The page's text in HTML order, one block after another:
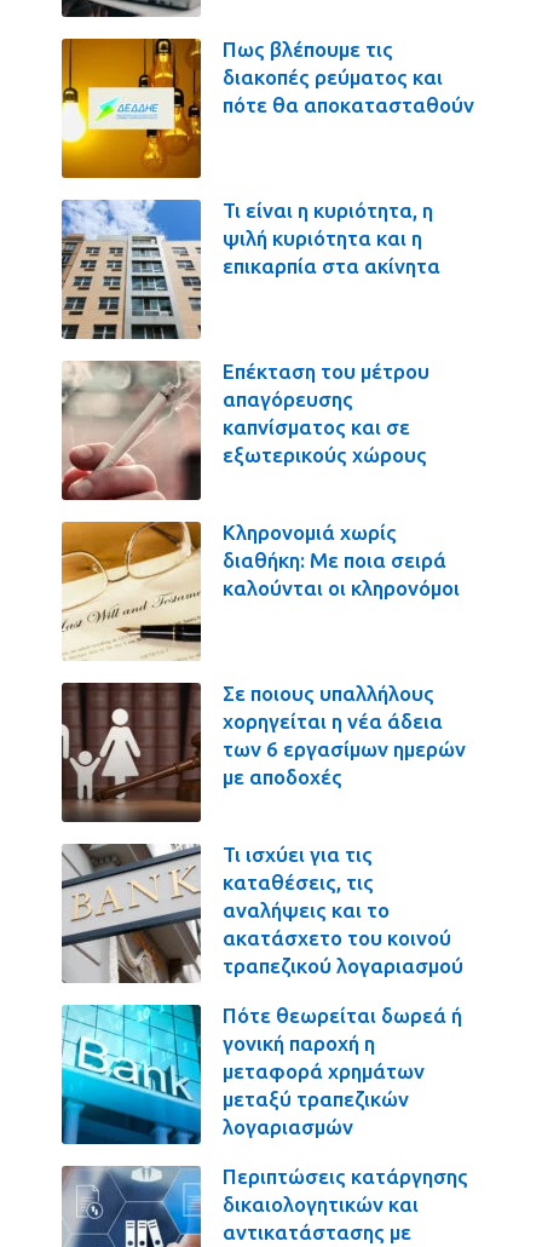
Πως βλέπουμε τις
διακοπές ρεύματος και
πότε θα αποκατασταθούν
Τι είναι η κυριότητα, η
ψιλή κυριότητα και η
επικαρπία στα ακίνητα
Επέκταση του μέτρου
απαγόρευσης
καπνίσματος και σε
εξωτερικούς χώρους
Κληρονομιά χωρίς
διαθήκη: Με ποια σειρά
καλούνται οι κληρονόμοι
Σε ποιους υπαλλήλους
χορηγείται η νέα άδεια
των 6 εργασίμων ημερών
με αποδοχές
Τι ισχύει για τις
καταθέσεις, τις
αναλήψεις και το
ακατάσχετο του κοινού
τραπεζικού λογαριασμού
Πότε θεωρείται δωρεά ή
γονική παροχή η
μεταφορά χρημάτων
μεταξύ τραπεζικών
λογαριασμών
Περιπτώσεις κατάργησης
δικαιολογητικών και
αντικατάστασης με